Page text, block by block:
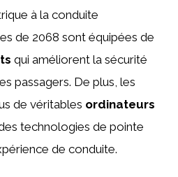
à la conduite
de 2068 sont équipées de
qui améliorent la sécurité
passagers. De plus, les
de véritables ordinateurs
technologies de pointe
de conduite.